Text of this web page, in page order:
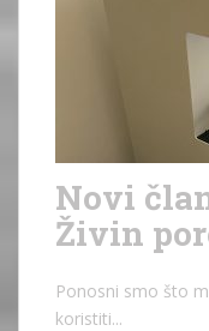
Novi
Živin
Ponosni smo što
koristiti...